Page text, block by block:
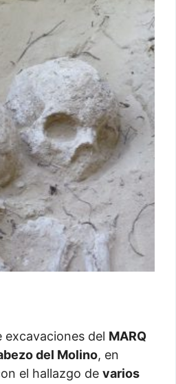
excavaciones del MARQ
del Molino, en
el hallazgo de varios